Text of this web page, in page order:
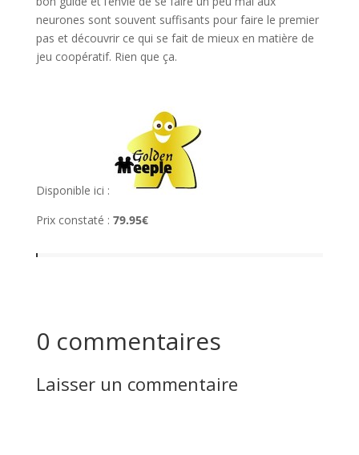
neurones sont souvent suffisants pour faire le premier
pas et découvrir ce qui se fait de mieux en matière de
jeu coopératif. Rien que ça.
Disponible ici :
Prix constaté : 79.95€
0 commentaires
Laisser un commentaire